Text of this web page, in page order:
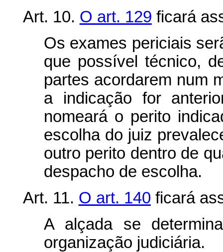
Art. 10. O art. 129 ficará
Os exames periciais
que possível técnico,
partes acordarem num
a indicação for
nomeará o perito
escolha do juiz
outro perito dentro de
despacho de escolha.
Art. 11. O art. 140 ficará
A alçada se
organização judiciária.